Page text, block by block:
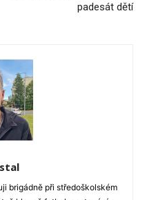
padesát dětí
brigádně při středoškolském